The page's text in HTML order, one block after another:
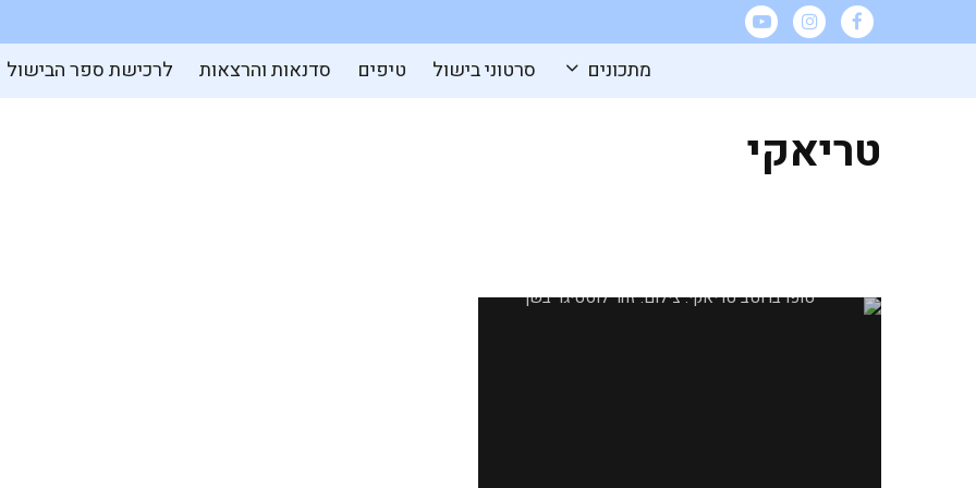
מתכונים סרטוני בישול טיפים סדנאות והרצאות לרכישת ספר הבישול
טריאקי